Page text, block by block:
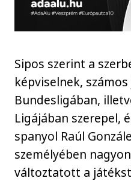
Sipos szerint a
képviselnek,
Bundesligában,
Ligájában szerepel,
spanyol Raúl
személyében
változtatott a